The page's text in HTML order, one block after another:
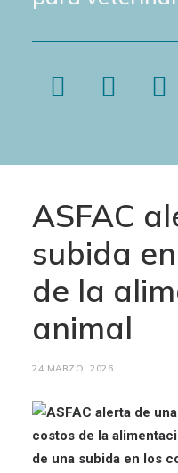
ASFAC
subida
de la
animal
24 MARZO, 2026
de una subida en los